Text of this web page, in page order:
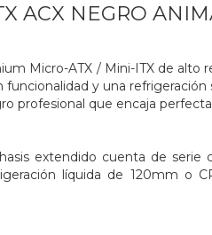
ACX NEGRO
Micro-ATX / Mini-ITX de
funcionalidad y una
profesional que encaja
extendido cuenta de
líquida de 120mm o